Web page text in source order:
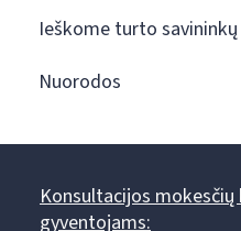
Ieškome turto savininkų
Nuorodos
Konsultacijos
gyventojams: